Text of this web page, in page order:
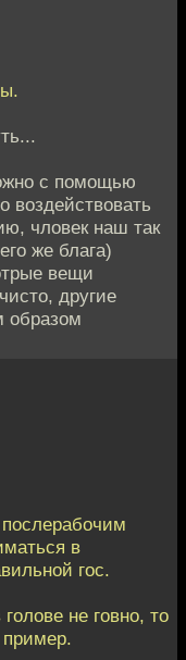
с помощью
воздействовать
чловек наш так
же блага)
вещи
другие
образом
в
гос.
не говно, то
пример.